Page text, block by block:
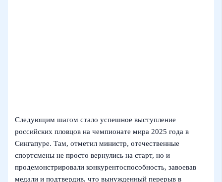
Следующим шагом стало успешное выступление
российских пловцов на чемпионате мира 2025 года в
Сингапуре. Там, отметил министр, отечественные
спортсмены не просто вернулись на старт, но и
продемонстрировали конкурентоспособность, завоевав
медали и подтвердив, что вынужденный перерыв в